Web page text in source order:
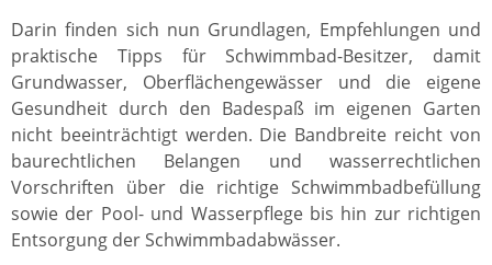
Darin finden sich nun Grundlagen, Empfehlungen und
praktische Tipps für Schwimmbad-Besitzer, damit
Grundwasser, Oberflächengewässer und die eigene
Gesundheit durch den Badespaß im eigenen Garten
nicht beeinträchtigt werden. Die Bandbreite reicht von
baurechtlichen Belangen und wasserrechtlichen
Vorschriften über die richtige Schwimmbadbefüllung
sowie der Pool- und Wasserpflege bis hin zur richtigen
Entsorgung der Schwimmbadabwässer.